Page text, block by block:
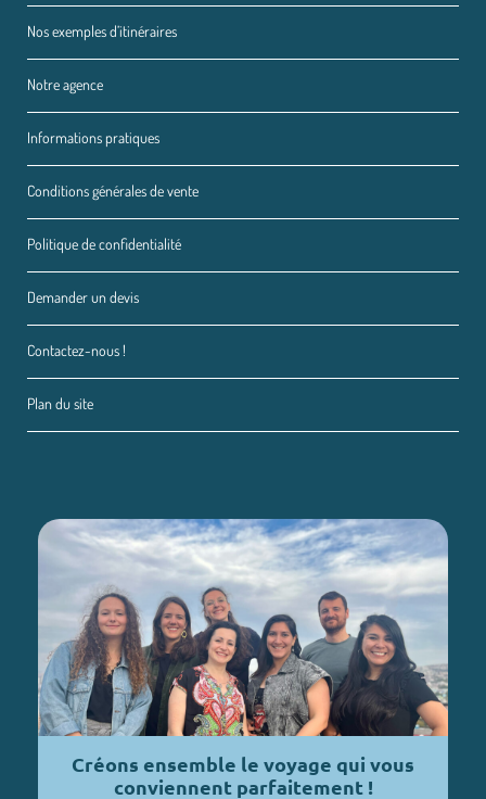
Nos exemples d’itinéraires
Notre agence
Informations pratiques
Conditions générales de vente
Politique de confidentialité
Demander un devis
Contactez-nous !
Plan du site
Créons ensemble le voyage qui vous
conviennent parfaitement !